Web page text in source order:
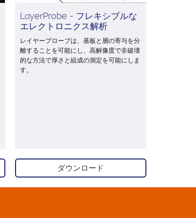
LayerProbe - フレキシブルな
エレクトロニクス解析
レイヤープローブは、基板と層の寄与を分
離することを可能にし、高解像度で非破壊
的な方法で厚さと組成の測定を可能にしま
す。
ダウンロード